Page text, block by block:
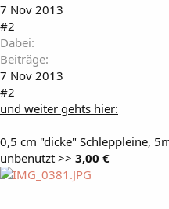
7 Nov 2013
#2
Dabei
Beiträge
7 Nov 2013
#2
und weiter gehts hier:
0,5 cm "dicke" Schleppleine,
unbenutzt >> 3,00 €